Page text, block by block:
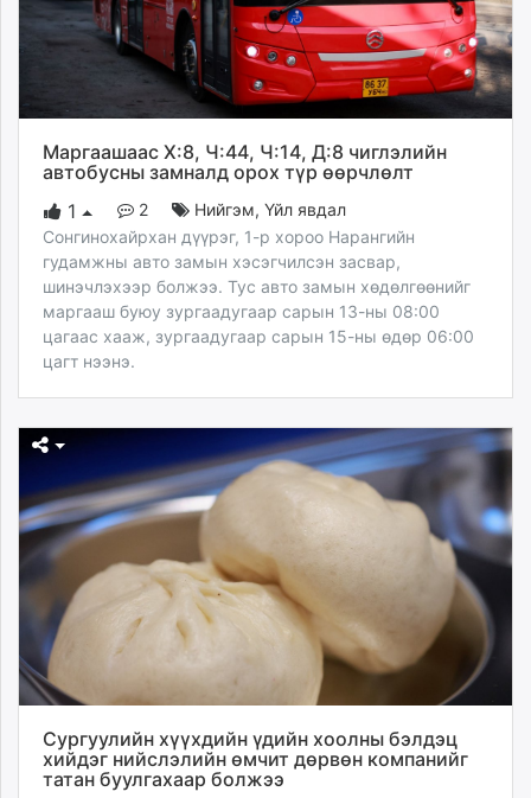
unuudur.mn
isee.mn
mglradio.com
fact.mn
tumen.mn
shuum.mn
times.mn
tvmongolia.mn
mass.mn
unegui.mn
assa.mn
toim.mn
paparazzi.mn
Маргаашаас Х:8, Ч:44, Ч:14, Д:8 чиглэлийн
автобусны замналд орох түр өөрчлөлт
1
2 Нийгэм,Үйл явдал
Сонгинохайрхан дүүрэг, 1-р хороо Нарангийн
гудамжны авто замын хэсэгчилсэн засвар,
шинэчлэхээр болжээ. Тус авто замын хөдөлгөөнийг
маргааш буюу зургаадугаар сарын 13-ны 08:00
цагаас хааж, зургаадугаар сарын 15-ны өдөр 06:00
цагт нээнэ.
Сургуулийн хүүхдийн үдийн хоолны бэлдэц
хийдэг нийслэлийн өмчит дөрвөн компанийг
татан буулгахаар болжээ